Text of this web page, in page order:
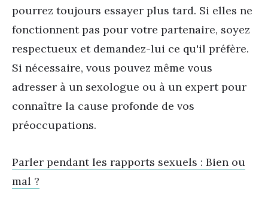
pourrez toujours essayer plus tard. Si elles ne
fonctionnent pas pour votre partenaire, soyez
respectueux et demandez-lui ce qu'il préfère.
Si nécessaire, vous pouvez même vous
adresser à un sexologue ou à un expert pour
connaître la cause profonde de vos
préoccupations.
Parler pendant les rapports sexuels : Bien ou
mal ?